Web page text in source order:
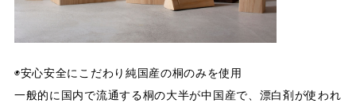
◉安心安全にこだわり純国産の桐のみを使用
一般的に国内で流通する桐の大半が中国産で、漂白剤が使われ